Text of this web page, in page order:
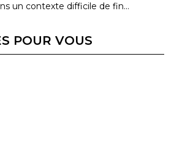
un contexte difficile de fin…
POUR VOUS